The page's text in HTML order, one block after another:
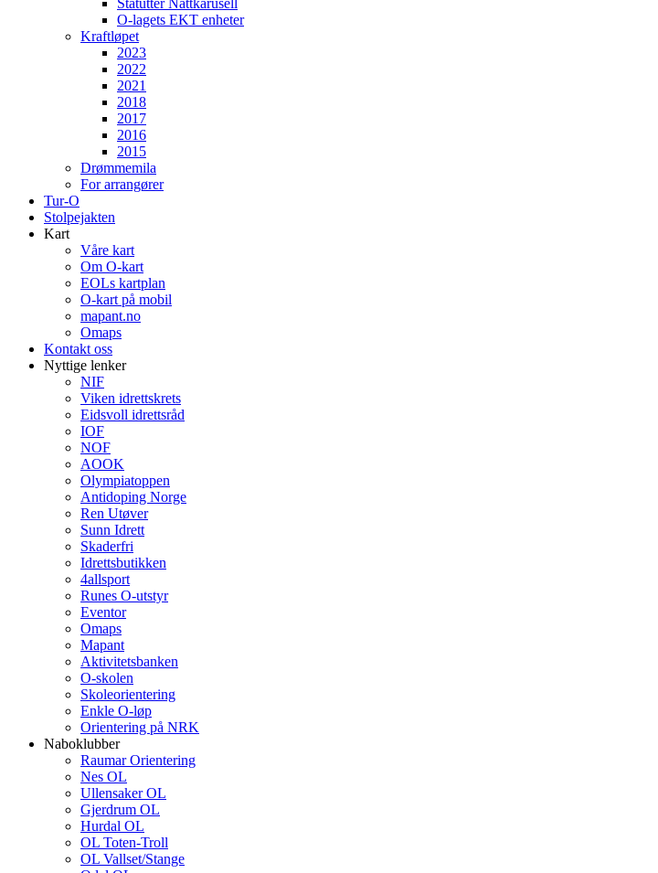
Statutter Nattkarusell
O-lagets EKT enheter
Kraftløpet
2023
2022
2021
2018
2017
2016
2015
Drømmemila
For arrangører
Tur-O
Stolpejakten
Kart
Våre kart
Om O-kart
EOLs kartplan
O-kart på mobil
mapant.no
Omaps
Kontakt oss
Nyttige lenker
NIF
Viken idrettskrets
Eidsvoll idrettsråd
IOF
NOF
AOOK
Olympiatoppen
Antidoping Norge
Ren Utøver
Sunn Idrett
Skaderfri
Idrettsbutikken
4allsport
Runes O-utstyr
Eventor
Omaps
Mapant
Aktivitetsbanken
O-skolen
Skoleorientering
Enkle O-løp
Orientering på NRK
Naboklubber
Raumar Orientering
Nes OL
Ullensaker OL
Gjerdrum OL
Hurdal OL
OL Toten-Troll
OL Vallset/Stange